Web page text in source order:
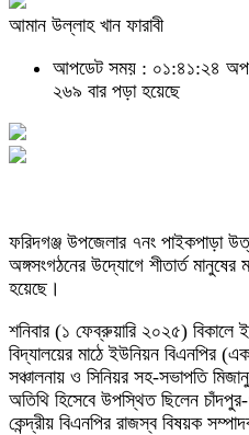
আমান উল্লাহ খান ফারাবী
আপডেট সময় : ০১:৪১:২৪
২৬৯ বার পড়া হয়েছে
ফরিদগঞ্জ উপজেলার ৭নং পাইকপাড়া
অঙ্গসংগঠনের উদ্যোগে শীতার্ত মানুষের
হয়েছে।
শনিবার (১ ফেব্রুয়ারি ২০২৫) বিকালে
বিদ্যালয়ের মাঠে ইউনিয়ন বিএনপির
সঞ্চালনায় ও সিনিয়র সহ-সভাপতি
অতিথি হিসেবে উপস্থিত ছিলেন
কেন্দ্রীয় বিএনপির রাজস্ব বিষয়ক